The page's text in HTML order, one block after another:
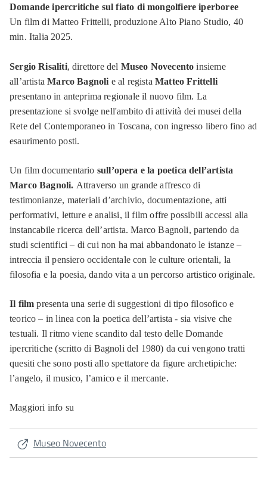
Domande ipercritiche sul fiato di mongolfiere iperboree
Un film di Matteo Frittelli, produzione Alto Piano Studio, 40
min. Italia 2025.
Sergio Risaliti, direttore del Museo Novecento insieme
all’artistaMarco Bagnoli e al registaMatteo Frittelli
presentano in anteprima regionale il nuovo film. La
presentazione si svolge nell'ambito di attività dei musei della
Rete del Contemporaneo in Toscana, con ingresso libero fino ad
esaurimento posti.
Un film documentario sull’opera e la poetica dell’artista
Marco Bagnoli. Attraverso un grande affresco di
testimonianze, materiali d’archivio, documentazione, atti
performativi, letture e analisi, il film offre possibili accessi alla
instancabile ricerca dell’artista. Marco Bagnoli, partendo da
studi scientifici – di cui non ha mai abbandonato le istanze –
intreccia il pensiero occidentale con le culture orientali, la
filosofia e la poesia, dando vita a un percorso artistico originale.
Il filmpresenta una serie di suggestioni di tipo filosofico e
teorico – in linea con la poetica dell’artista - sia visive che
testuali. Il ritmo viene scandito dal testo delle Domande
ipercritiche (scritto di Bagnoli del 1980) da cui vengono tratti
quesiti che sono posti allo spettatore da figure archetipiche:
l’angelo, il musico, l’amico e il mercante.
Maggiori info su
Museo Novecento